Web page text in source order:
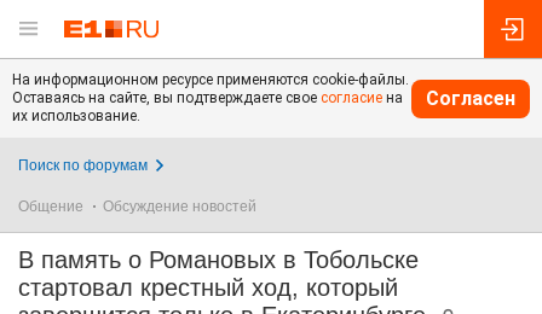
На информационном ресурсе применяются cookie-файлы.
Оставаясь на сайте, вы подтверждаете свое согласие на
их использование.
Согласен
Поиск по форумам
Общение Обсуждение новостей
В память о Романовых в Тобольске
стартовал крестный ход, который